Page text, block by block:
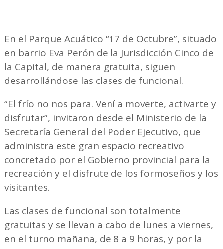
En el Parque Acuático “17 de Octubre”, situado
en barrio Eva Perón de la Jurisdicción Cinco de
la Capital, de manera gratuita, siguen
desarrollándose las clases de funcional.
“El frío no nos para. Vení a moverte, activarte y
disfrutar”, invitaron desde el Ministerio de la
Secretaría General del Poder Ejecutivo, que
administra este gran espacio recreativo
concretado por el Gobierno provincial para la
recreación y el disfrute de los formoseños y los
visitantes.
Las clases de funcional son totalmente
gratuitas y se llevan a cabo de lunes a viernes,
en el turno mañana, de 8 a 9 horas, y por la